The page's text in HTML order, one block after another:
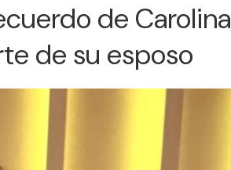
de Carolina
de su esposo